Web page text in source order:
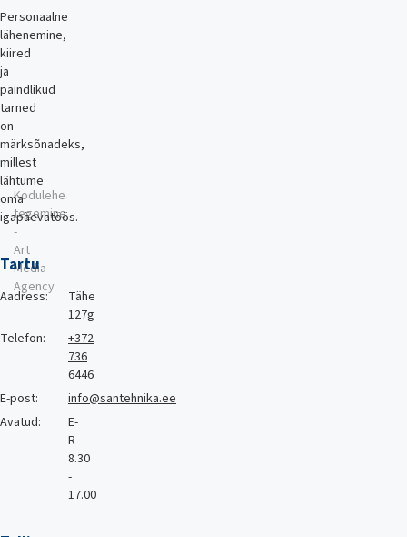
Personaalne
lähenemine,
kiired
ja
paindlikud
tarned
on
märksõnadeks,
millest
lähtume
oma
igapäevatöös.
Tartu
Aadress:
Tähe
127g
Telefon:
+372
736
6446
E-post:
info@santehnika.ee
Avatud:
E-
R
8.30
-
17.00
Kodulehe
tegemine
-
Art
Media
Agency